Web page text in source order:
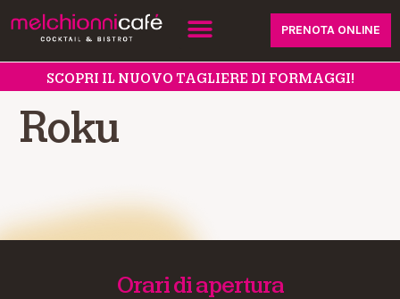
PRENOTA ONLINE
SCOPRI IL NUOVO TAGLIERE DI FORMAGGI!
Roku
Orari di apertura